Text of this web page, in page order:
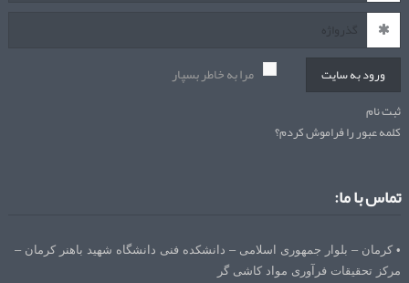
ورود به سایت مرا به خاطر بسپار
ثبت نام
کلمه عبور را فراموش کردم؟
تماس با ما:
• کرمان – بلوار جمهوری اسلامی – دانشکده فنی دانشگاه شهید باهنر کرمان –
مرکز تحقیقات فرآوری مواد کاشی گر